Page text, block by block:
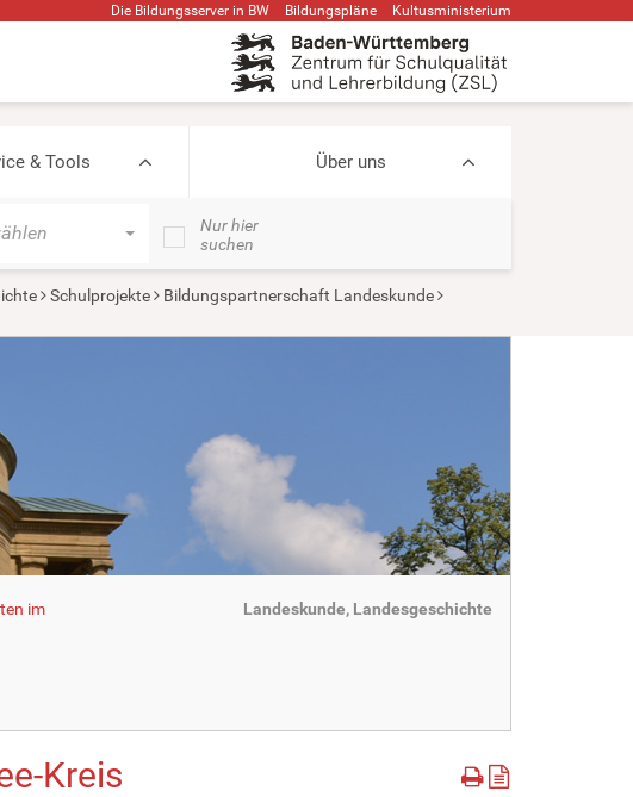
Die Bildungsserver in BW Bildungspläne Kultusministerium
& Tools Über uns
Nur hier
suchen
Schulprojekte
Bildungspartnerschaft Landeskunde
im
Landeskunde, Landesgeschichte
Kreis